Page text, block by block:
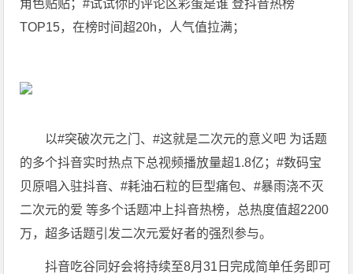
角色贴贴；#试试你的评论区彩蛋是谁 登抖音热榜
TOP15，在榜时间超20h，人气值拉满；
以#突破次元之门、#这就是二次元的意义吧 为话题
的多个抖音实时热点下总视频播放量超1.8亿；#数码宝
贝原唱入驻抖音、#耗油石粒的巨型痛包、#暴雨浇不灭
二次元的爱 等多个话题冲上抖音热榜，总热度值超2200
万，超多话题引发二次元爱好者的强烈参与。
抖音吃谷同好会将持续至8月31日完成简单任务即可